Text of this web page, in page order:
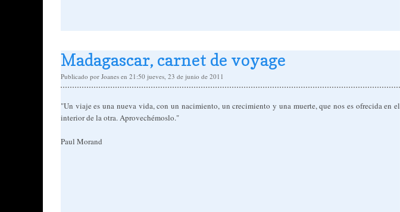
Madagascar, carnet de voyage
Publicado por Joanes en 21:50 jueves, 23 de junio de 2011
"Un viaje es una nueva vida, con un nacimiento, un crecimiento y una muerte, que nos es ofrecida en el
interior de la otra. Aprovechémoslo."
Paul Morand